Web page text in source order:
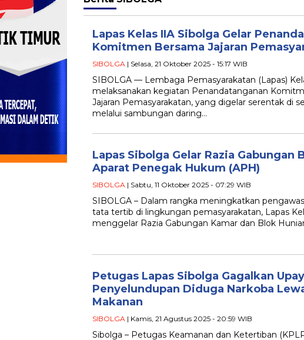
Lapas Kelas IIA Sibolga Gelar
Komitmen Bersama Jajaran
SIBOLGA | Selasa, 21 Oktober 2025 - 15:17 WIB
SIBOLGA — Lembaga Pemasyarakatan (Lapas)
melaksanakan kegiatan Penandatanganan
Jajaran Pemasyarakatan, yang digelar serentak di
melalui sambungan daring…
Lapas Sibolga Gelar Razia Gabungan
Aparat Penegak Hukum (APH)
SIBOLGA | Sabtu, 11 Oktober 2025 - 07:29 WIB
SIBOLGA – Dalam rangka meningkatkan
tata tertib di lingkungan pemasyarakatan, Lapas
menggelar Razia Gabungan Kamar dan Blok
Petugas Lapas Sibolga Gagalkan
Penyelundupan Diduga Narkoba
Makanan
SIBOLGA | Kamis, 21 Agustus 2025 - 20:59 WIB
Sibolga – Petugas Keamanan dan Ketertiban